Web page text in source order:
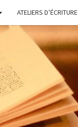
ATELIERS D’ÉCRITURE